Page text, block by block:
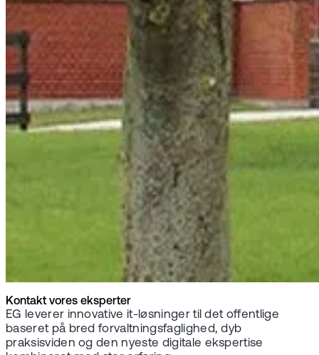
Kontakt vores eksperter
EG leverer innovative it-løsninger til det offentlige
baseret på bred forvaltningsfaglighed, dyb
praksisviden og den nyeste digitale ekspertise